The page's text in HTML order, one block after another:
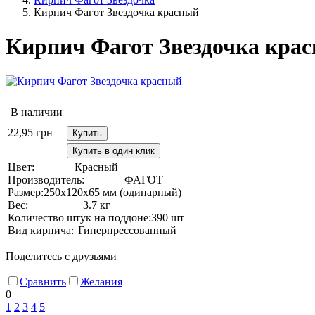
Кирпич Фагот Звездочка красный
Кирпич Фагот Звездочка
В наличии
22,95 грн
Купить
Купить в один клик
Цвет:
Красный
Производитель:
ФАГОТ
Размер:250х120х65 мм (одинарный)
Вес:
3.7 кг
Количество штук на поддоне:390 шт
Вид кирпича: Гиперпрессованный
Поделитесь с друзьями
Сравнить
Желания
0
1 2 3 4 5